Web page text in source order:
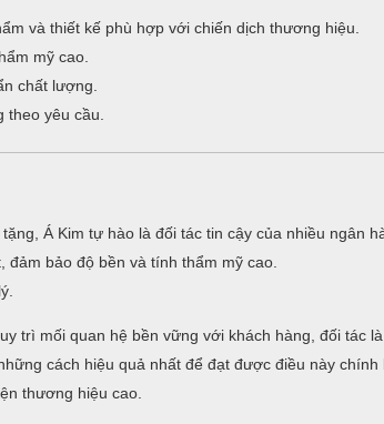
và thiết kế phù hợp với chiến dịch thương hiệu.
mỹ cao.
chất lượng.
yêu cầu.
Á Kim tự hào là đối tác tin cậy của nhiều ngân
bảo độ bền và tính thẩm mỹ cao.
trì mối quan hệ bền vững với khách hàng, đối tác
cách hiệu quả nhất để đạt được điều này chính
thương hiệu cao.